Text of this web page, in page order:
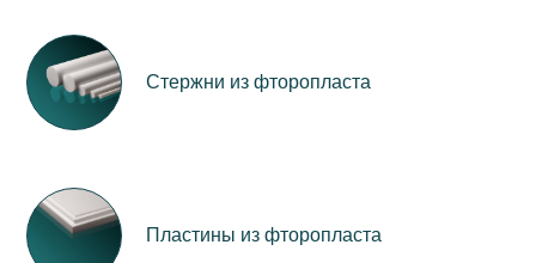
Стержни из фторопласта
Пластины из фторопласта